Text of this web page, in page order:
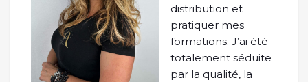
distribution et
pratiquer mes
formations. J’ai été
totalement séduite
par la qualité, la